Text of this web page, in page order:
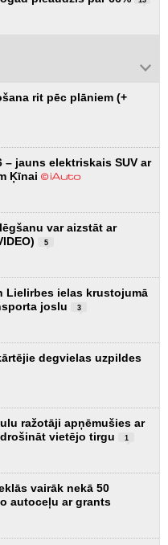
rit pēc plāniem (+
– jauns elektriskais SUV ar
Ķīnai
var aizstāt ar
5
Lielirbes ielas krustojumā
joslu
3
degvielas uzpildes
ražotāji apņēmušies ar
vietējo tirgu
1
vairāk nekā 50
autoceļu ar grants